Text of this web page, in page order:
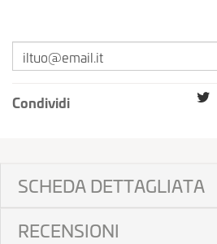
Condividi
SCHEDA DETTAGLIATA
RECENSIONI